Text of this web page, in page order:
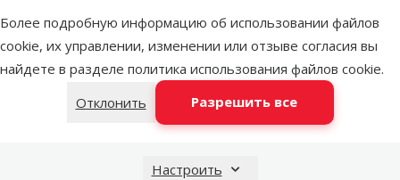
Более подробную информацию об использовании файлов
cookie, их управлении, изменении или отзыве согласия вы
найдете в разделе политика использования файлов cookie.
Отклонить
Разрешить все
Настроить
Меню в футере
Интернет-магазин
Информация о компании